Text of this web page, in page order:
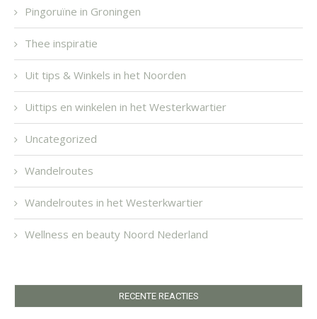
Pingoruïne in Groningen
Thee inspiratie
Uit tips & Winkels in het Noorden
Uittips en winkelen in het Westerkwartier
Uncategorized
Wandelroutes
Wandelroutes in het Westerkwartier
Wellness en beauty Noord Nederland
RECENTE REACTIES